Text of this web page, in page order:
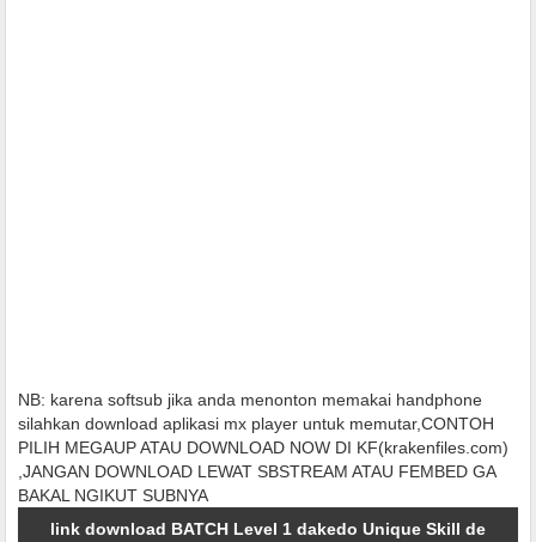
NB: karena softsub jika anda menonton memakai handphone
silahkan download aplikasi mx player untuk memutar,CONTOH
PILIH MEGAUP ATAU DOWNLOAD NOW DI KF(krakenfiles.com)
,JANGAN DOWNLOAD LEWAT SBSTREAM ATAU FEMBED GA
BAKAL NGIKUT SUBNYA
link download BATCH Level 1 dakedo Unique Skill de